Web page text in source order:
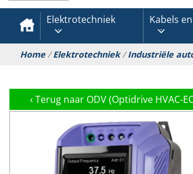
Elektrotechniek Kabels
Home/Elektrotechniek/Industriële
‹ Terug naar ODV (Optidrive HVAC-